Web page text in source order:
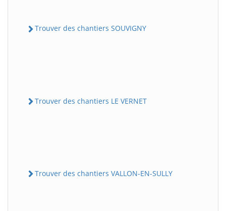
Trouver des chantiers SOUVIGNY
Trouver des chantiers LE VERNET
Trouver des chantiers VALLON-EN-SULLY